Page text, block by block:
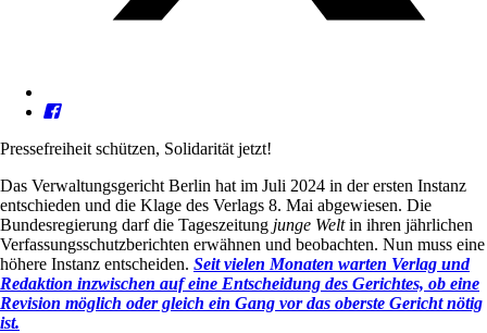
Pressefreiheit schützen, Solidarität jetzt!
Das Verwaltungsgericht Berlin hat im Juli 2024 in der ersten Instanz
entschieden und die Klage des Verlags 8. Mai abgewiesen. Die
Bundesregierung darf die Tageszeitung junge Weltin ihren jährlichen
Verfassungsschutzberichten erwähnen und beobachten. Nun muss eine
höhere Instanz entscheiden. Seit vielen Monaten warten Verlag und
Redaktion inzwischen auf eine Entscheidung des Gerichtes, ob eine
Revision möglich oder gleich ein Gang vor das oberste Gericht nötig
ist.